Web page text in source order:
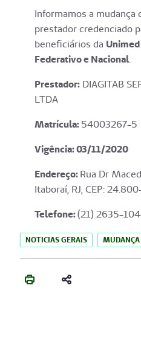
Informamos a mudança
prestador credenciado
beneficiários da
Federativo e Nacional.
Prestador: DIAGITAB
LTDA
Matrícula:54003267-5
Vigência: 03/11/2020
Endereço:Rua Dr
Itaboraí, RJ, CEP:
Telefone:(21) 2635-
NOTICIAS GERAIS MUDANÇA